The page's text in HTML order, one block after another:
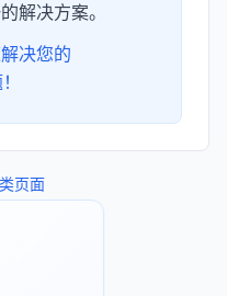
解决方案。
决您的
页面